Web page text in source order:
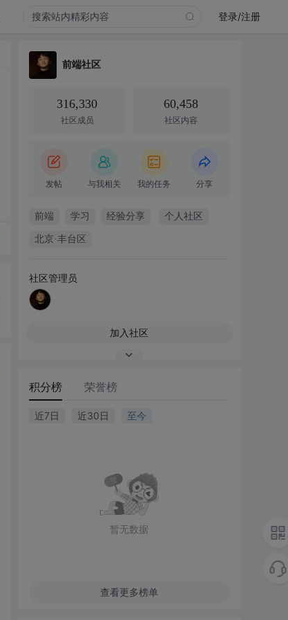
登录/注册
前端社区
316,330
社区成员
60,458
社区内容
发帖 与我相关 我的任务 分享
前端 学习 经验分享 个人社区
北京·丰台区
社区管理员
加入社区
积分榜 荣誉榜
近7日 近30日 至今
暂无数据
查看更多榜单